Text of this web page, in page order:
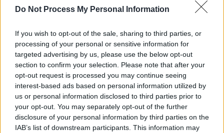
Do Not Process My Personal Information
If you wish to opt-out of the sale, sharing to third parties, or
processing of your personal or sensitive information for
targeted advertising by us, please use the below opt-out
section to confirm your selection. Please note that after your
opt-out request is processed you may continue seeing
interest-based ads based on personal information utilized by
us or personal information disclosed to third parties prior to
your opt-out. You may separately opt-out of the further
disclosure of your personal information by third parties on the
IAB’s list of downstream participants. This information may